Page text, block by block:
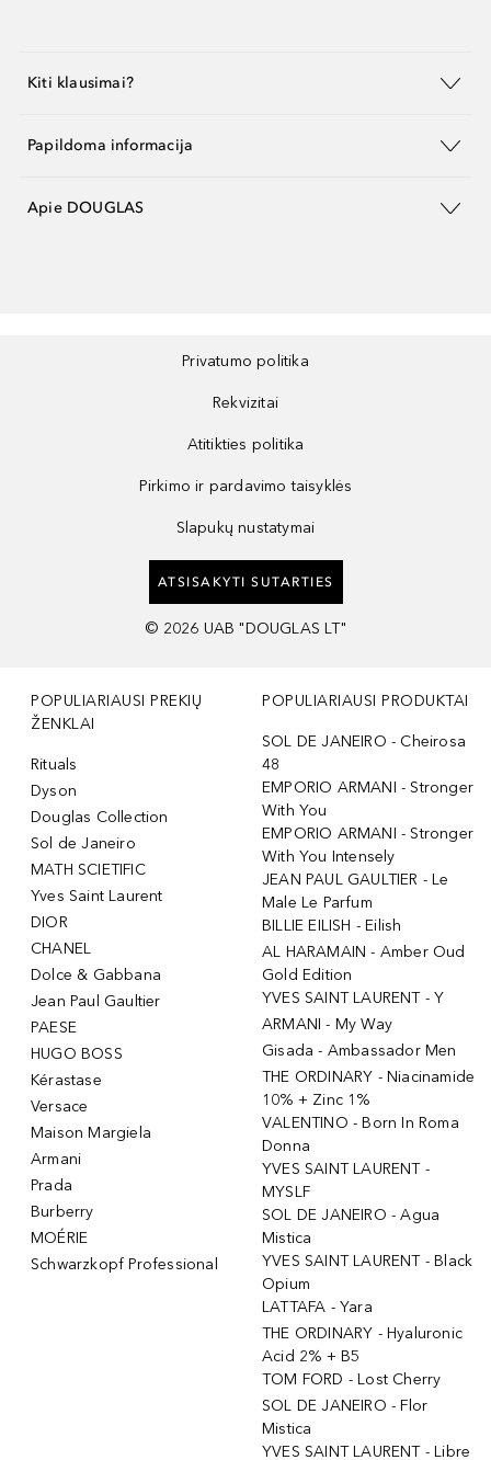
Kiti klausimai?
Papildoma informacija
Apie DOUGLAS
Privatumo politika
Rekvizitai
Atitikties politika
Pirkimo ir pardavimo taisyklės
Slapukų nustatymai
ATSISAKYTI SUTARTIES
© 2026 UAB "DOUGLAS LT"
POPULIARIAUSI PREKIŲ
ŽENKLAI
Rituals
Dyson
Douglas Collection
Sol de Janeiro
MATH SCIETIFIC
Yves Saint Laurent
DIOR
CHANEL
Dolce & Gabbana
Jean Paul Gaultier
PAESE
HUGO BOSS
Kérastase
Versace
Maison Margiela
Armani
Prada
Burberry
MOÉRIE
Schwarzkopf Professional
POPULIARIAUSI PRODUKTAI
SOL DE JANEIRO - Cheirosa
48
EMPORIO ARMANI - Stronger
With You
EMPORIO ARMANI - Stronger
With You Intensely
JEAN PAUL GAULTIER - Le
Male Le Parfum
BILLIE EILISH - Eilish
AL HARAMAIN - Amber Oud
Gold Edition
YVES SAINT LAURENT - Y
ARMANI - My Way
Gisada - Ambassador Men
THE ORDINARY - Niacinamide
10% + Zinc 1%
VALENTINO - Born In Roma
Donna
YVES SAINT LAURENT -
MYSLF
SOL DE JANEIRO - Agua
Mistica
YVES SAINT LAURENT - Black
Opium
LATTAFA - Yara
THE ORDINARY - Hyaluronic
Acid 2% + B5
TOM FORD - Lost Cherry
SOL DE JANEIRO - Flor
Mistica
YVES SAINT LAURENT - Libre